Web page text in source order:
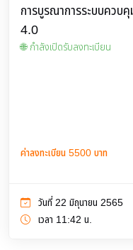
การบูรณาการระบบควบ
4.0
🌐 กำลังเปิดรับลงทะเบียน
ค่าลงทะเบียน 5500 บาท
วันที่ 22 มิถุนายน 2565
เวลา 11:42 น.